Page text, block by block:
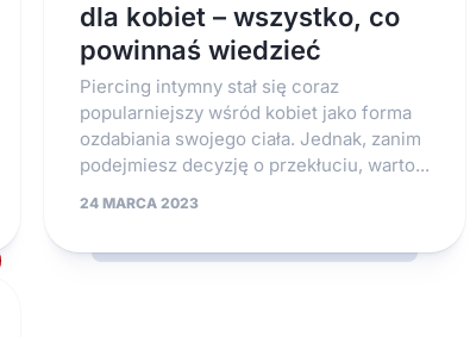
dla kobiet – wszystko, co
powinnaś wiedzieć
Piercing intymny stał się coraz
popularniejszy wśród kobiet jako forma
ozdabiania swojego ciała. Jednak, zanim
podejmiesz decyzję o przekłuciu, warto...
24 MARCA 2023